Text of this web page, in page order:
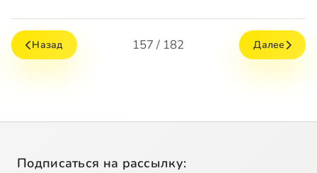
Назад 157 / 182 Далее
Подписаться на рассылку: